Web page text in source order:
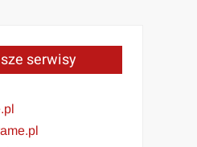
serwisy